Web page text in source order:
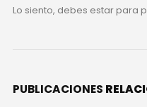
Lo siento, debes estarpara
PUBLICACIONES